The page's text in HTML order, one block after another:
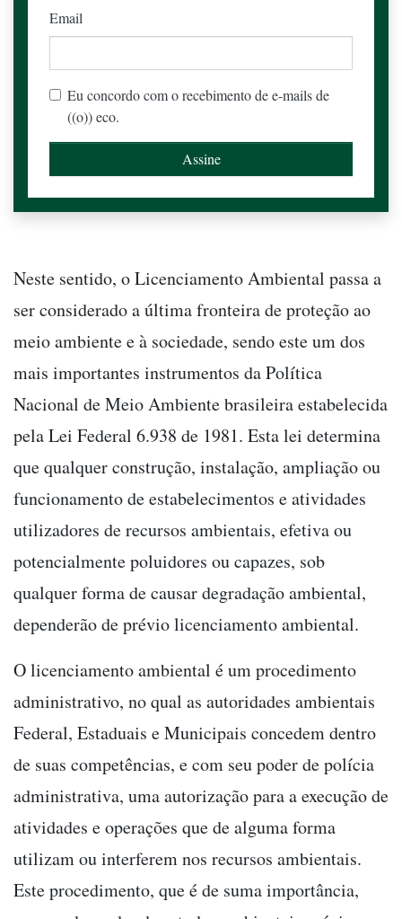
Email
Eu concordo com o recebimento de e-mails de
((o)) eco.
Neste sentido, o Licenciamento Ambiental passa a
ser considerado a última fronteira de proteção ao
meio ambiente e à sociedade, sendo este um dos
mais importantes instrumentos da Política
Nacional de Meio Ambiente brasileira estabelecida
pela Lei Federal 6.938 de 1981. Esta lei determina
que qualquer construção, instalação, ampliação ou
funcionamento de estabelecimentos e atividades
utilizadores de recursos ambientais, efetiva ou
potencialmente poluidores ou capazes, sob
qualquer forma de causar degradação ambiental,
dependerão de prévio licenciamento ambiental.
O licenciamento ambiental é um procedimento
administrativo, no qual as autoridades ambientais
Federal, Estaduais e Municipais concedem dentro
de suas competências, e com seu poder de polícia
administrativa, uma autorização para a execução de
atividades e operações que de alguma forma
utilizam ou interferem nos recursos ambientais.
Este procedimento, que é de suma importância,